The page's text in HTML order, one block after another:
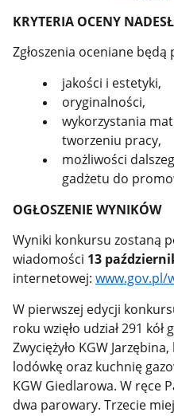
KRYTERIA OCENY
Zgłoszenia oceniane będą
jakości i estetyki,
oryginalności,
wykorzystania
tworzeniu pracy,
możliwości
gadżetu do
OGŁOSZENIE WYNIKÓW
Wyniki konkursu zostaną
wiadomości 13
internetowej:
W pierwszej edycji
roku wzięło udział 291
Zwyciężyło KGW
lodówkę oraz kuchnię
KGW Giedlarowa. W ręce
dwa parowary. Trzecie